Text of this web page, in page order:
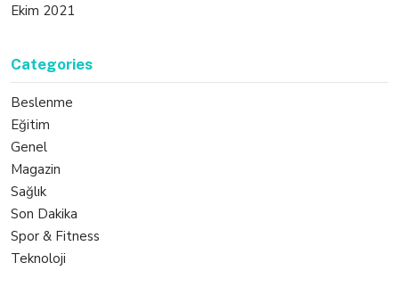
Ekim 2021
Categories
Beslenme
Eğitim
Genel
Magazin
Sağlık
Son Dakika
Spor & Fitness
Teknoloji